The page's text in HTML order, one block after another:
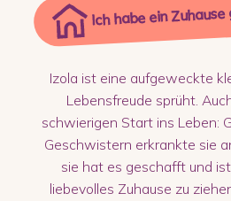
Ich habe ein
Izola ist eine aufgeweckte
Lebensfreude sprüht.
schwierigen Start ins Leben:
Geschwistern erkrankte sie
sie hat es geschafft und
liebevolles Zuhause zu